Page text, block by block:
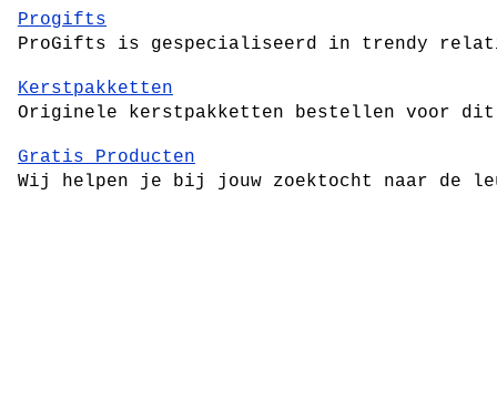
Progifts
ProGifts is gespecialiseerd in trendy
Kerstpakketten
Originele kerstpakketten bestellen voor
Gratis Producten
Wij helpen je bij jouw zoektocht naar de